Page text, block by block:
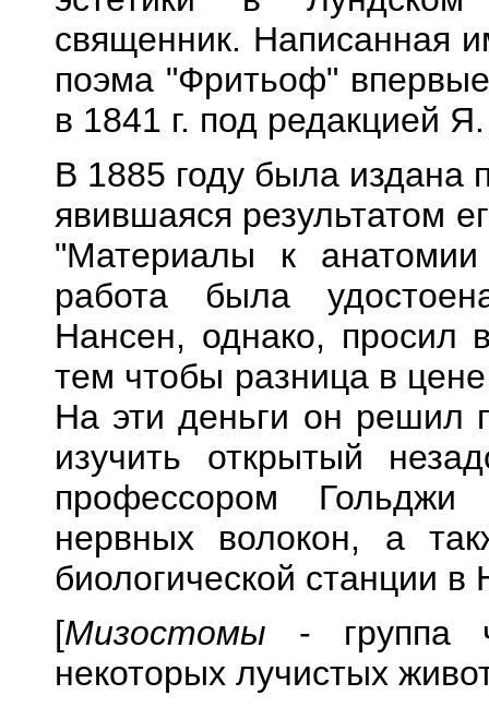
священник. Написанная
поэма "Фритьоф"
в 1841 г. под редакцией
В 1885 году была издана
явившаяся результатом
"Материалы к
работа была
Нансен, однако, просил
тем чтобы разница в
На эти деньги он решил
изучить открытый
профессором
нервных волокон, а
биологической станции в
[Мизостомы - группа
некоторых лучистых